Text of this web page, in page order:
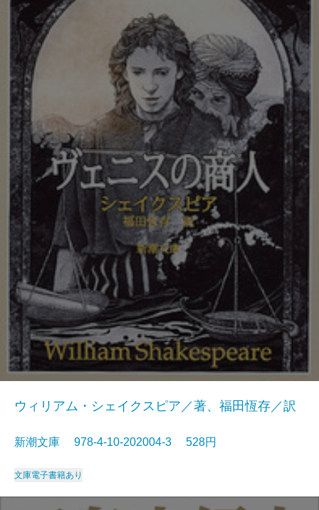
ウィリアム・シェイクスピア／著、福田恆存／訳
新潮文庫 978-4-10-202004-3 528円
文庫電子書籍あり